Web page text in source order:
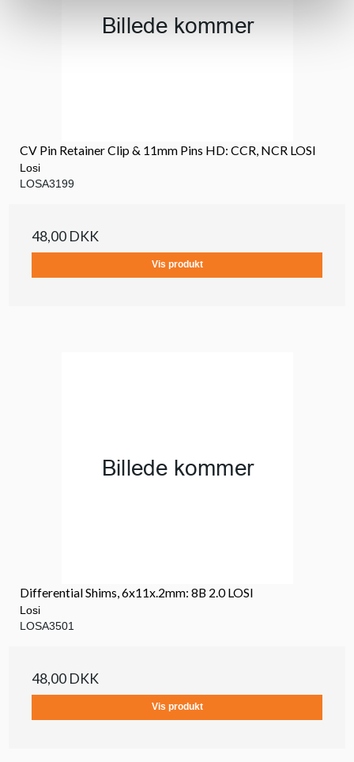
CV Pin Retainer Clip & 11mm Pins HD: CCR, NCR LOSI
Losi
LOSA3199
48,00 DKK
Vis produkt
Differential Shims, 6x11x.2mm: 8B 2.0 LOSI
Losi
LOSA3501
48,00 DKK
Vis produkt